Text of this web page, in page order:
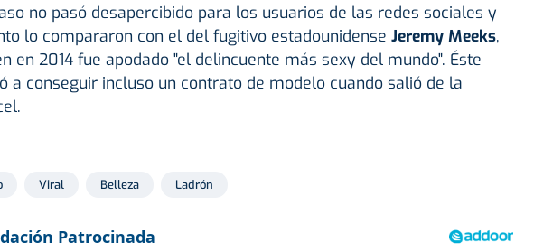
no pasó desapercibido para los usuarios de las redes sociales y
lo compararon con el del fugitivo estadounidense Jeremy Meeks,
en 2014 fue apodado "el delincuente más sexy del mundo". Éste
a conseguir incluso un contrato de modelo cuando salió de la
Viral Belleza Ladrón